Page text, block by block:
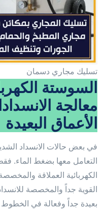
تسليك مجاري دسمان
السوستة
معالجة
الأعماق البعيدة
في بعض حالات الانسداد
التعامل معها بضغط الماء.
الكهربائية العملاقة
القوية جداً والمخصصة
بعيدة جداً وفعالة في الخطوط